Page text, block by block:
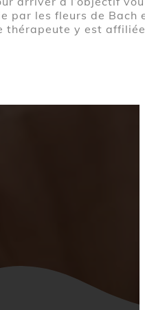
par les fleurs de Bach
thérapeute y est